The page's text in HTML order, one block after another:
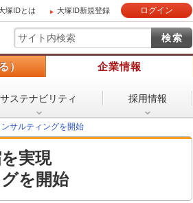
塚IDとは 大塚ID新規登録 ログイン
） 企業情報
サステナビリティ 採用情報
サルティングを開始
実現
を開始